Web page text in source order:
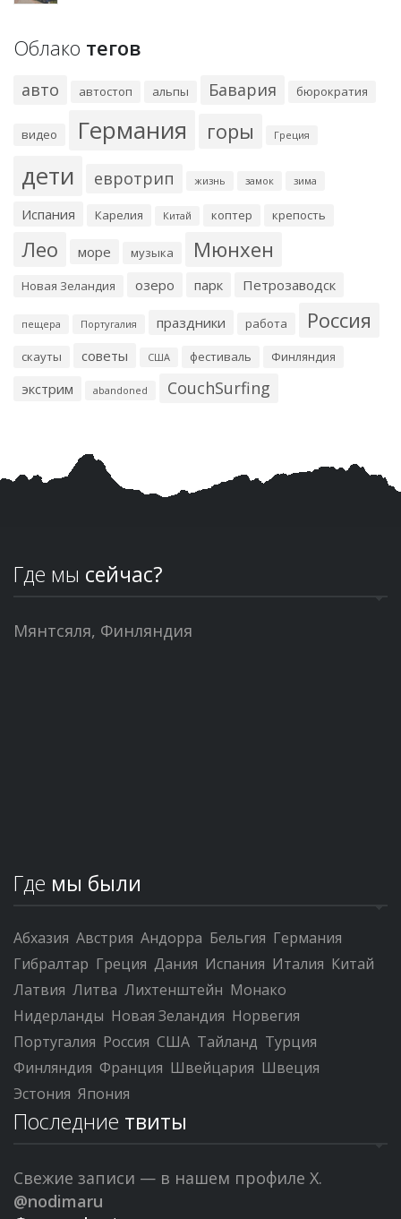
Облако тегов
авто автостоп альпы Бавария бюрократия
видео Германия горы Греция
дети евротрип жизнь замок зима
Испания Карелия Китай коптер крепость
Лео море музыка Мюнхен
Новая Зеландия озеро парк Петрозаводск
пещера Португалия праздники работа Россия
скауты советы США фестиваль Финляндия
экстрим abandoned CouchSurfing
Где мы сейчас?
Мянтсяля, Финляндия
Где мы были
Абхазия Австрия Андорра Бельгия Германия
Гибралтар Греция Дания Испания Италия Китай
Латвия Литва Лихтенштейн Монако
Нидерланды Новая Зеландия Норвегия
Португалия Россия США Тайланд Турция
Финляндия Франция Швейцария Швеция
Эстония Япония
Последние твиты
Свежие записи — в нашем профиле X.
@nodimaru